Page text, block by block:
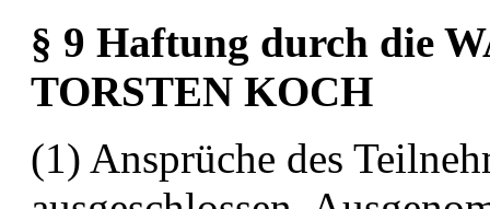
§ 9 Haftung durch die
TORSTEN KOCH
(1) Ansprüche des